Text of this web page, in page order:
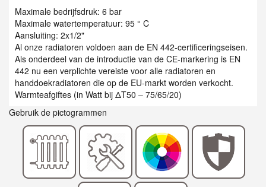
Maximale bedrijfsdruk: 6 bar
Maximale watertemperatuur: 95 ° C
Aansluiting: 2x1/2"
Al onze radiatoren voldoen aan de EN 442-certificeringseisen.
Als onderdeel van de introductie van de CE-markering is EN
442 nu een verplichte vereiste voor alle radiatoren en
handdoekradiatoren die op de EU-markt worden verkocht.
Warmteafgiftes (in Watt bij ΔT50 – 75/65/20)
Gebruik de pictogrammen